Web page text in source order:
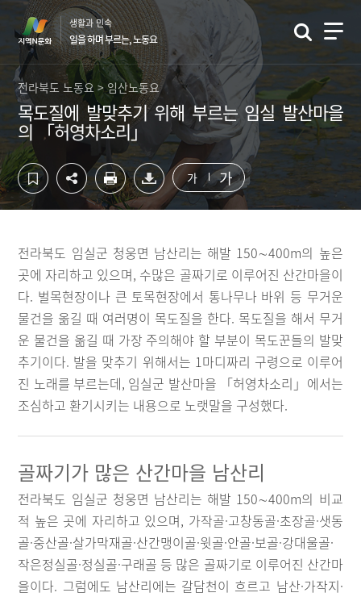
영
기
역
생활과 민속
일을 하며 부르는, 노동요
전라북도 노동요 > 임산노동요
목도질에 발맞추기 위해 부르는 임실 발산마을
의 「허영차소리」
가 가
전라북도 임실군 청웅면 남산리는 해발 150∼400m의 높은
곳에 자리하고 있으며, 수많은 골짜기로 이루어진 산간마을이
다. 벌목현장이나 큰 토목현장에서 통나무나 바위 등 무거운
물건을 옮길 때 여러명이 목도질을 한다. 목도질을 해서 무거
운 물건을 옮길 때 가장 주의해야 할 부분이 목도꾼들의 발맞
추기이다. 발을 맞추기 위해서는 1마디짜리 구령으로 이루어
진 노래를 부르는데, 임실군 발산마을 「허영차소리」에서는
조심하고 환기시키는 내용으로 노랫말을 구성했다.
골짜기가 많은 산간마을 남산리
전라북도 임실군 청웅면 남산리는 해발 150∼400m의 비교
적 높은 곳에 자리하고 있으며, 가작골·고창동골·초장골·샛동
골·중산골·살가막재골·산간맹이골·윗골·안골·보골·강대울골·
작은정실골·정실골·구래골 등 많은 골짜기로 이루어진 산간마
을이다. 그럼에도 남산리에는 갈담천이 흐르고 남산·가작지·